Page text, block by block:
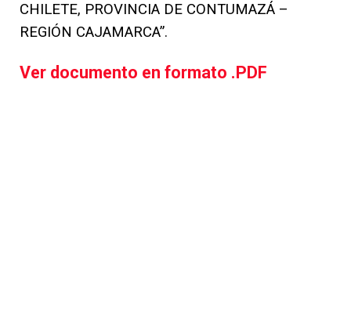
CHILETE, PROVINCIA DE CONTUMAZÁ –
REGIÓN CAJAMARCA”.
Ver documento en formato .PDF